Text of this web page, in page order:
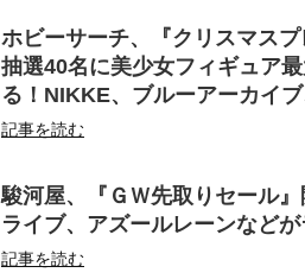
ホビーサーチ、『クリスマス
抽選40名に美少女フィギュア
る！NIKKE、ブルーアーカイ
記事を読む
駿河屋、『ＧＷ先取りセール
ライブ、アズールレーンなど
記事を読む